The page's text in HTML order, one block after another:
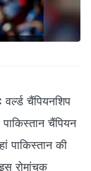
वर्ल्ड चैंपियनशिप
चैंपियन
पाकिस्तान की
रोमांचक